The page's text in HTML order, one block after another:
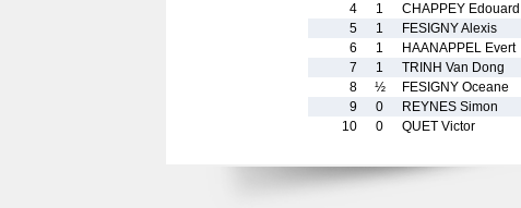
4
1 CHAPPEY Edouard
5
1 FESIGNY Alexis
6
1 HAANAPPEL Evert
7
1 TRINH Van Dong
8
½ FESIGNY Oceane
9
0 REYNES Simon
10
0 QUET Victor